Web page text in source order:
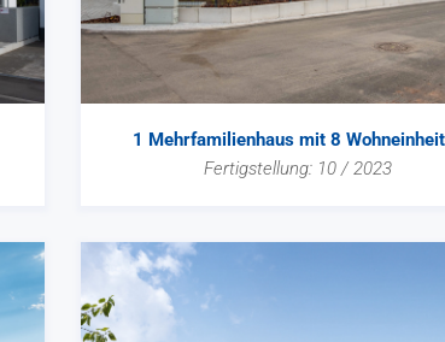
1 Mehrfamilienhaus mit 8
Fertigstellung: 10 / 2023